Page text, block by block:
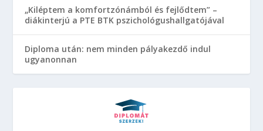
„Kiléptem a komfortzónámból és fejlődtem” –
diákinterjú a PTE BTK pszichológushallgatójával
Diploma után: nem minden pályakezdő indul
ugyanonnan